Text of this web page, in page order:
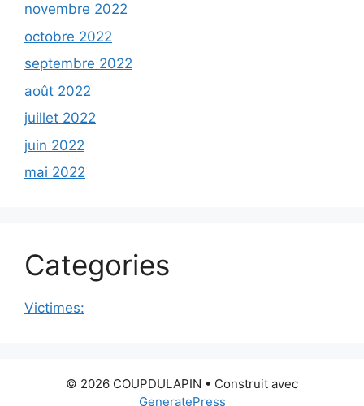
novembre 2022
octobre 2022
septembre 2022
août 2022
juillet 2022
juin 2022
mai 2022
Categories
Victimes:
© 2026 COUPDULAPIN • Construit avec
GeneratePress